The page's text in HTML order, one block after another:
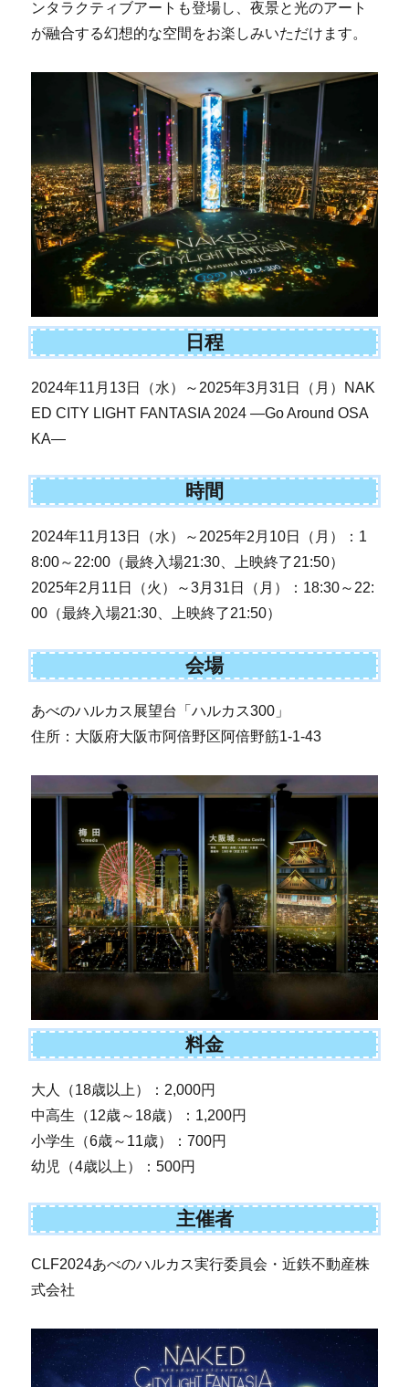
ンタラクティブアートも登場し、夜景と光のアート
が融合する幻想的な空間をお楽しみいただけます。
日程
2024年11月13日（水）～2025年3月31日（月）NAK
ED CITY LIGHT FANTASIA 2024 ―Go Around OSA
KA―
時間
2024年11月13日（水）～2025年2月10日（月）：1
8:00～22:00（最終入場21:30、上映終了21:50）
2025年2月11日（火）～3月31日（月）：18:30～22:
00（最終入場21:30、上映終了21:50）
会場
あべのハルカス展望台「ハルカス300」
住所：大阪府大阪市阿倍野区阿倍野筋1-1-43
料金
大人（18歳以上）：2,000円
中高生（12歳～18歳）：1,200円
小学生（6歳～11歳）：700円
幼児（4歳以上）：500円
主催者
CLF2024あべのハルカス実行委員会・近鉄不動産株
式会社